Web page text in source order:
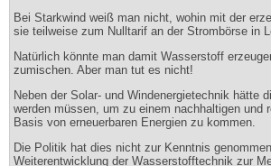
Bei Starkwind weiß man nicht, wohin mit der
sie teilweise zum Nulltarif an der Strombörse in
Natürlich könnte man damit Wasserstoff
zumischen. Aber man tut es nicht!
Neben der Solar- und Windenergietechnik hätte
werden müssen, um zu einem nachhaltigen und
Basis von erneuerbaren Energien zu kommen.
Die Politik hat dies nicht zur Kenntnis
Weiterentwicklung der Wasserstofftechnik zur